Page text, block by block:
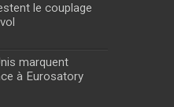
le couplage
marquent
à Eurosatory